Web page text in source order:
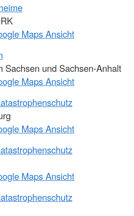
Maps Ansicht
Sachsen und Sachsen-Anhalt
Maps Ansicht
Maps Ansicht
Maps Ansicht